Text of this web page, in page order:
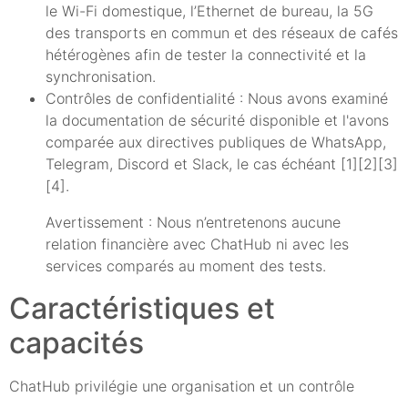
le Wi-Fi domestique, l’Ethernet de bureau, la 5G
des transports en commun et des réseaux de cafés
hétérogènes afin de tester la connectivité et la
synchronisation.
Contrôles de confidentialité : Nous avons examiné
la documentation de sécurité disponible et l'avons
comparée aux directives publiques de WhatsApp,
Telegram, Discord et Slack, le cas échéant [1][2][3]
[4].
Avertissement : Nous n’entretenons aucune
relation financière avec ChatHub ni avec les
services comparés au moment des tests.
Caractéristiques et
capacités
ChatHub privilégie une organisation et un contrôle